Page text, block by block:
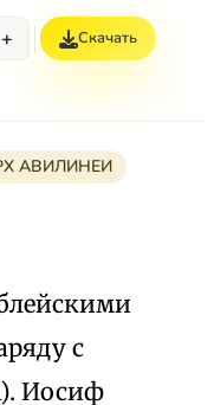
+ Скачать
АВИЛИНЕИ
с
Иосиф